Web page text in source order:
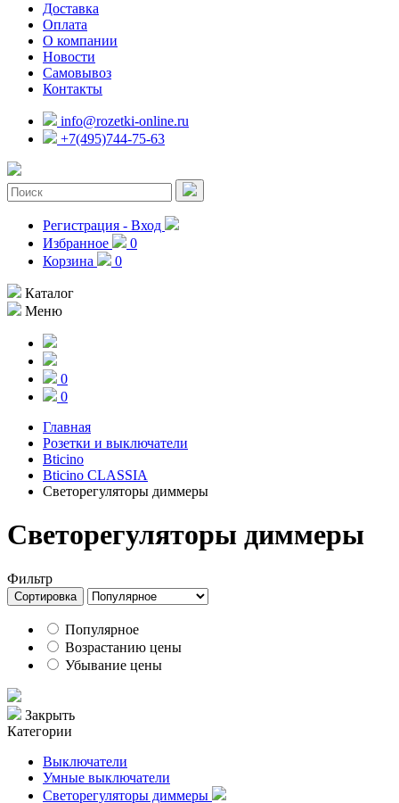
Доставка
Оплата
О компании
Новости
Самовывоз
Контакты
info@rozetki-online.ru
+7(495)744-75-63
Регистрация - Вход
Избранное
0
Корзина
0
Каталог
Меню
0
0
Главная
Розетки и выключатели
Bticino
Bticino CLASSIA
Светорегуляторы диммеры
Светорегуляторы диммеры
Фильтр
Сортировка
Популярное
Возрастанию цены
Убывание цены
Закрыть
Категории
Выключатели
Умные выключатели
Светорегуляторы диммеры